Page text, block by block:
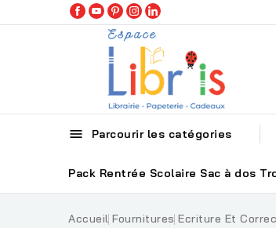
 Parcourir les catégories
Pack Rentrée Scolaire Sac à dos
Accueil Fournitures Ecriture Et